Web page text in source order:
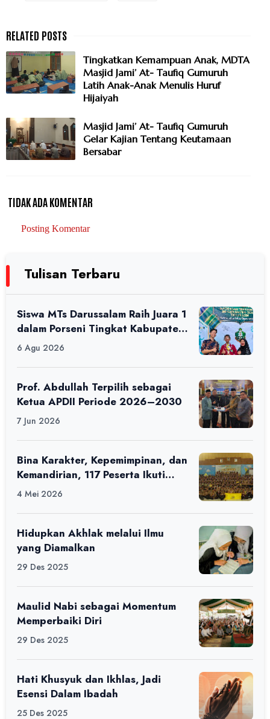
Tingkatkan Kemampuan Anak, MDTA
Masjid Jami’ At- Taufiq Gumuruh
Latih Anak-Anak Menulis Huruf
Hijaiyah
Masjid Jami’ At- Taufiq Gumuruh
Gelar Kajian Tentang Keutamaan
Bersabar
TIDAK ADA KOMENTAR
Posting Komentar
Tulisan Terbaru
Siswa MTs Darussalam Raih Juara 1
dalam Porseni Tingkat Kabupaten
6 Agu 2026
Prof. Abdullah Terpilih sebagai
Ketua APDII Periode 2026–2030
7 Jun 2026
Bina Karakter, Kepemimpinan, dan
Kemandirian, 117 Peserta Ikuti
Alfaro Camp di MAN 1 Darussalam
4 Mei 2026
Hidupkan Akhlak melalui Ilmu
yang Diamalkan
29 Des 2025
Maulid Nabi sebagai Momentum
Memperbaiki Diri
29 Des 2025
Hati Khusyuk dan Ikhlas, Jadi
Esensi Dalam Ibadah
25 Des 2025